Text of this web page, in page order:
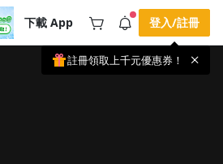
下載 App 登入/註冊
註冊領取上千元優惠券！